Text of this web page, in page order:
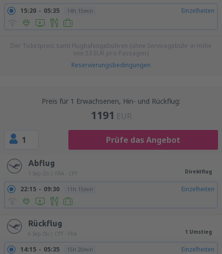
15:20 05:35 14h 15min Einzelheiten
Der Ticketpreis samt Flughafengebühren (ohne Servicegebühr in Höhe
von 53 EUR pro Passagier)
Reservierungsbedingungen
Preis für 1 Erwachsenen, Hin- und Rückflug:
1191 EUR
1 Prüfe das Angebot
Abflug
1 Sep (Di.) FRA - CPT Direktflug
22:15 09:30 11h 15min Einzelheiten
Rückflug
6 Sep (So.) CPT - FRA 1 Umstieg
14:15 05:35 15h 20min Einzelheiten